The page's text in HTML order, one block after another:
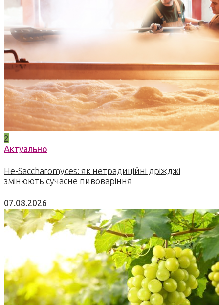
2
Актуально
Не-Saccharomyces: як нетрадиційні дріжджі
змінюють сучасне пивоваріння
07.08.2026